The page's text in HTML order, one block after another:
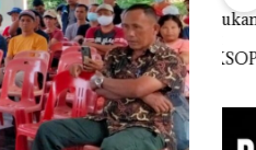
‎Soal Pengerukan PT
McDermott
Indonesia, KSOP
Khusus Batam
Tegaskan Perizinan
Ada di BP Batam